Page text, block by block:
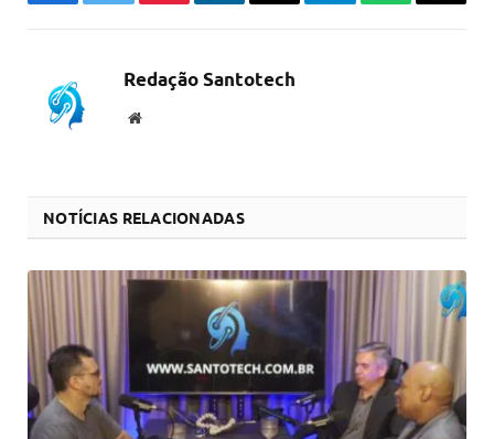
Redação Santotech
Website
NOTÍCIAS RELACIONADAS